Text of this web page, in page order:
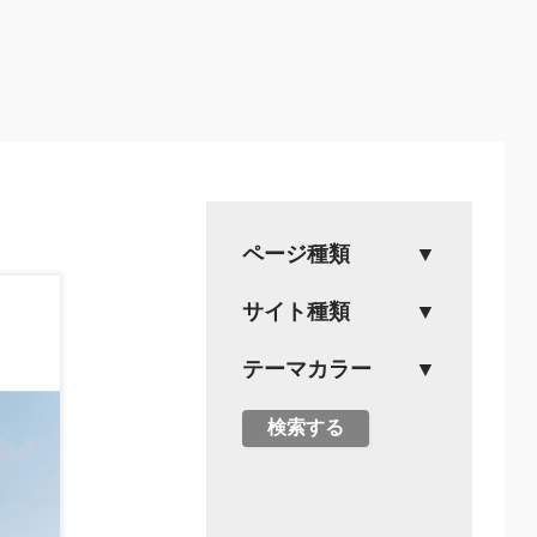
ページ種類
サイト種類
テーマカラー
検索する